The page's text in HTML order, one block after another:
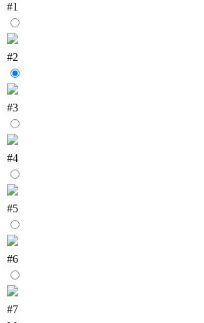
#1
#2
#3
#4
#5
#6
#7